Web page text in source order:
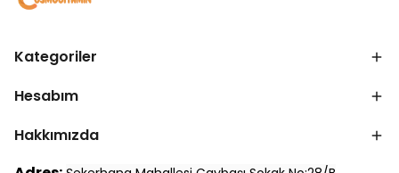
Kategoriler
Hesabım
Hakkımızda